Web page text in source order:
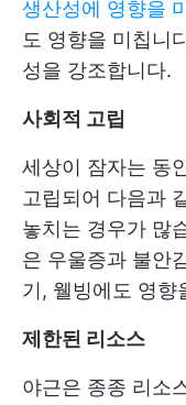
생산성에 영향을
도 영향을 미칩니
성을 강조합니다.
사회적 고립
세상이 잠자는 동
고립되어 다음과
놓치는 경우가 많
은 우울증과 불안
기, 웰빙에도 영향
제한된 리소스
야근은 종종 리소